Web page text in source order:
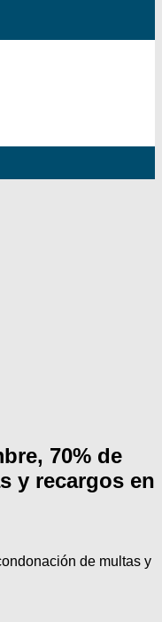
70% de
y recargos en
de multas y